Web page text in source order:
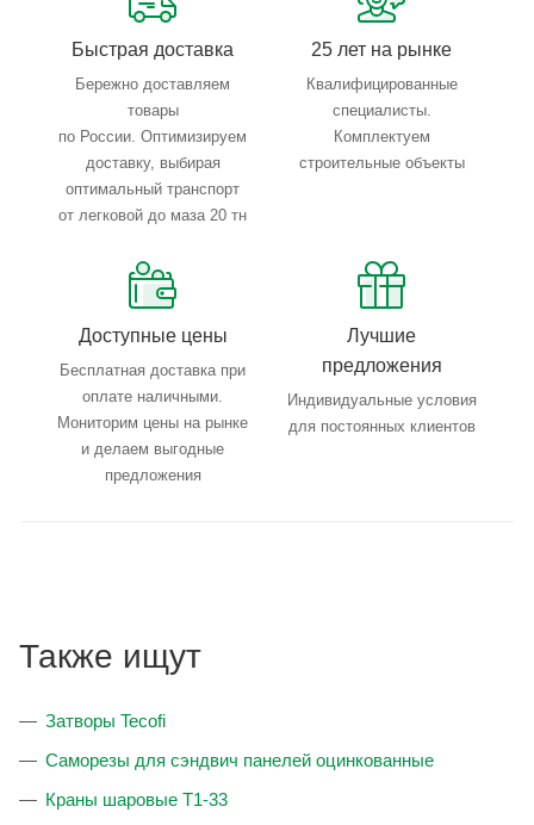
Быстрая доставка
Бережно доставляем
товары
по России. Оптимизируем
доставку, выбирая
оптимальный транспорт
от легковой до маза 20 тн
25 лет на рынке
Квалифицированные
специалисты.
Комплектуем
строительные объекты
Доступные цены
Бесплатная доставка при
оплате наличными.
Мониторим цены на рынке
и делаем выгодные
предложения
Лучшие
предложения
Индивидуальные условия
для постоянных клиентов
Также ищут
Затворы Tecofi
Саморезы для сэндвич панелей оцинкованные
Краны шаровые T1-33